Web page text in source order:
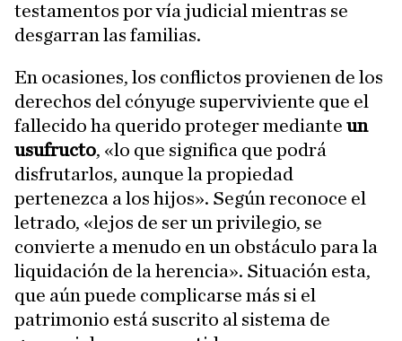
testamentos por vía judicial mientras se
desgarran las familias.
En ocasiones, los conflictos provienen de los
derechos del cónyuge superviviente que el
fallecido ha querido proteger mediante un
usufructo, «lo que significa que podrá
disfrutarlos, aunque la propiedad
pertenezca a los hijos». Según reconoce el
letrado, «lejos de ser un privilegio, se
convierte a menudo en un obstáculo para la
liquidación de la herencia». Situación esta,
que aún puede complicarse más si el
patrimonio está suscrito al sistema de